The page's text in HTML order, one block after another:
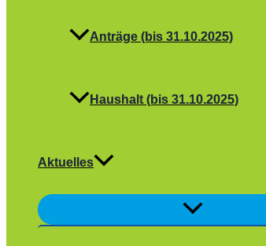
Anträge (bis 31.10.2025)
Haushalt (bis 31.10.2025)
Aktuelles
Menü